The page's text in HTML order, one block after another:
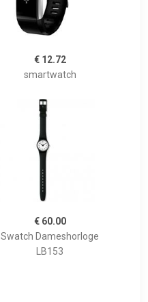
€ 12.72
smartwatch
€ 60.00
Swatch Dameshorloge
LB153